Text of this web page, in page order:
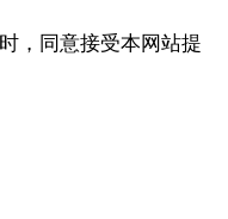
，同意接受本网站提